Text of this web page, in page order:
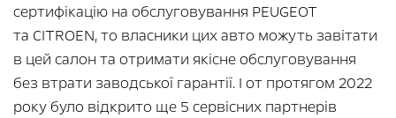
сертифікацію на обслуговування PEUGEOT
та CITROEN, то власники цих авто можуть завітати
в цей салон та отримати якісне обслуговування
без втрати заводської гарантії. І от протягом 2022
року було відкрито ще 5 сервісних партнерів